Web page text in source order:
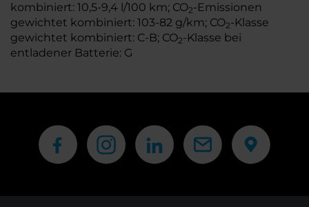
kombiniert: 10,5-9,4 l/100 km; CO2-Emissionen
gewichtet kombiniert: 103-82 g/km; CO2-Klasse
gewichtet kombiniert: C-B; CO2-Klasse bei
entladener Batterie: G